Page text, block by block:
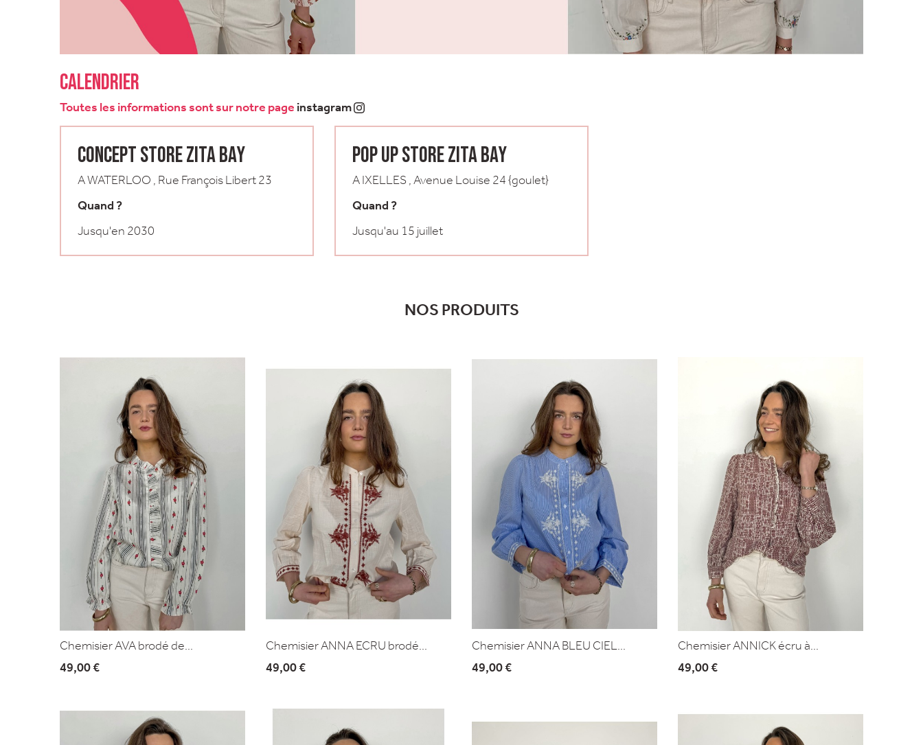
Calendrier
Toutes les informations sont sur notre page instagram
CONCEPT STORE ZITA BAY
A WATERLOO , Rue François Libert 23
Quand ?
Jusqu'en 2030
POP UP STORE ZITA BAY
A IXELLES , Avenue Louise 24 {goulet}
Quand ?
Jusqu'au 15 juillet
NOS PRODUITS
Chemisier AVA brodé de...
49,00 €
Chemisier ANNA ECRU brodé...
49,00 €
Chemisier ANNA BLEU CIEL...
49,00 €
Chemisier ANNICK écru à...
49,00 €